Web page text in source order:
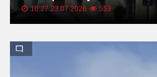
10:27 23.07.2026 553